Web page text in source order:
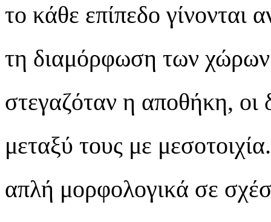
το κάθε επίπεδο γίνονται
τη διαμόρφωση των
στεγαζόταν η αποθήκη, οι
μεταξύ τους με
απλή μορφολογικά σε